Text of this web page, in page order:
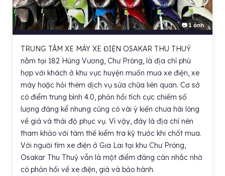
📷 1 ảnh
TRUNG TÂM XE MÁY XE ĐIỆN OSAKAR THU THUỶ
nằm tại 182 Hùng Vương, Chư Prông, là địa chỉ phù
hợp với khách ở khu vực huyện muốn mua xe điện, xe
máy hoặc hỏi thêm dịch vụ sửa chữa liên quan. Cơ sở
có điểm trung bình 4.0, phản hồi tích cực chiếm số
lượng đáng kể nhưng cũng có vài ý kiến chưa hài lòng
về giá và thái độ phục vụ. Vì vậy, đây là địa chỉ nên
tham khảo với tâm thế kiểm tra kỹ trước khi chốt mua.
Với người tìm xe điện ở Gia Lai tại khu Chư Prông,
Osakar Thu Thuỷ vẫn là một điểm đáng cân nhắc nhờ
có phản hồi về xe điện, giá và bảo hành.